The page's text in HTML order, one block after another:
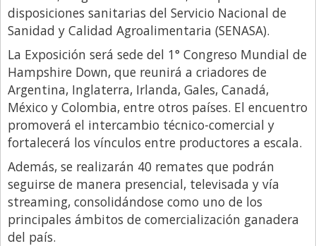
disposiciones sanitarias del Servicio Nacional de
Sanidad y Calidad Agroalimentaria (SENASA).
La Exposición será sede del 1° Congreso Mundial de
Hampshire Down, que reunirá a criadores de
Argentina, Inglaterra, Irlanda, Gales, Canadá,
México y Colombia, entre otros países. El encuentro
promoverá el intercambio técnico-comercial y
fortalecerá los vínculos entre productores a escala.
Además, se realizarán 40 remates que podrán
seguirse de manera presencial, televisada y vía
streaming, consolidándose como uno de los
principales ámbitos de comercialización ganadera
del país.